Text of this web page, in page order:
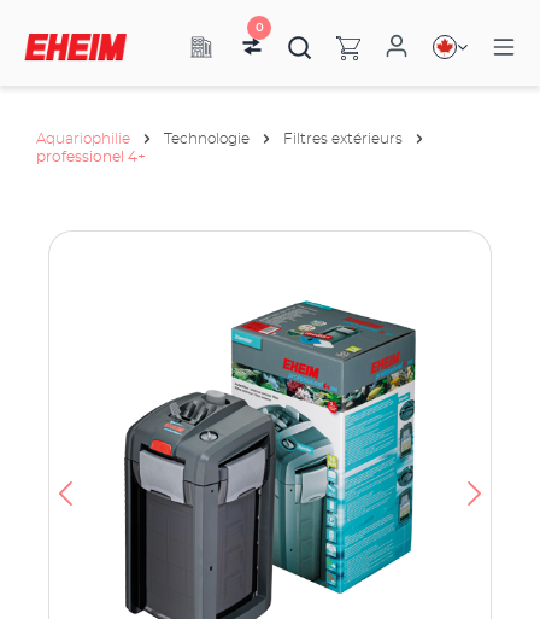
0
Aquariophilie Technologie
Filtres extérieurs
professionel 4+